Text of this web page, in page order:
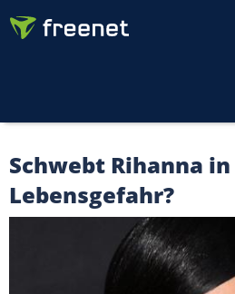
Schwebt Rihanna in
Lebensgefahr?